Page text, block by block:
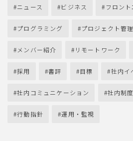
ニュース ビジネス フロン
プログラミング プロジェクト管理
メンバー紹介 リモートワーク
採用 書評 目標 社内イ
社内コミュニケーション 社内制度
行動指針 運用・監視